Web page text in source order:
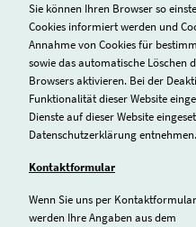
Sie können Ihren Browser so
Cookies informiert werden und
Annahme von Cookies für
sowie das automatische Löschen
Browsers aktivieren. Bei der
Funktionalität dieser Website
Dienste auf dieser Website
Datenschutzerklärung entnehmen.
Kontaktformular
Wenn Sie uns per
werden Ihre Angaben aus dem